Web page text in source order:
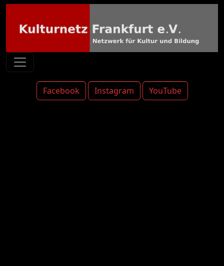
Facebook Instagram YouTube